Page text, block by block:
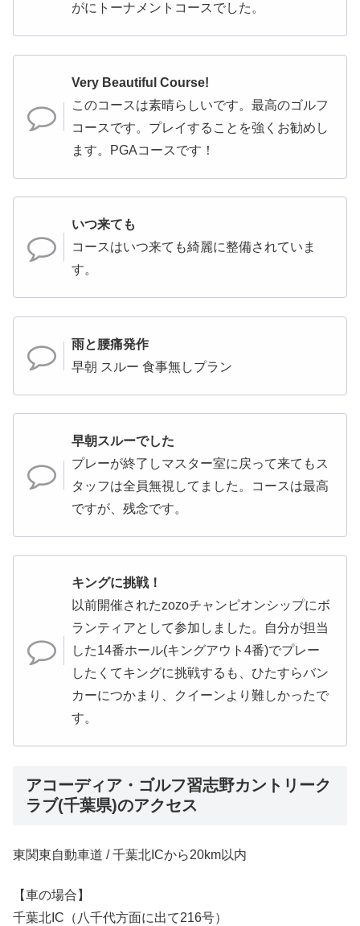
がにトーナメントコースでした。
Very Beautiful Course!
このコースは素晴らしいです。最高のゴルフ
コースです。プレイすることを強くお勧めし
ます。PGAコースです！
いつ来ても
コースはいつ来ても綺麗に整備されていま
す。
雨と腰痛発作
早朝 スルー 食事無しプラン
早朝スルーでした
プレーが終了しマスター室に戻って来てもス
タッフは全員無視してました。コースは最高
ですが、残念です。
キングに挑戦！
以前開催されたzozoチャンピオンシップにボ
ランティアとして参加しました。自分が担当
した14番ホール(キングアウト4番)でプレー
したくてキングに挑戦するも、ひたすらバン
カーにつかまり、クイーンより難しかったで
す。
アコーディア・ゴルフ習志野カントリーク
ラブ(千葉県)のアクセス
東関東自動車道 / 千葉北ICから20km以内
【車の場合】
千葉北IC（八千代方面に出て216号）